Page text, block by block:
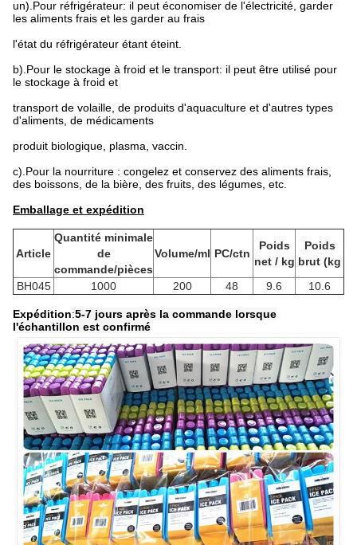
un).Pour réfrigérateur: il peut économiser de l'électricité, garder
les aliments frais et les garder au frais
l'état du réfrigérateur étant éteint.
b).Pour le stockage à froid et le transport: il peut être utilisé pour
le stockage à froid et
transport de volaille, de produits d'aquaculture et d'autres types
d'aliments, de médicaments
produit biologique, plasma, vaccin.
c).Pour la nourriture : congelez et conservez des aliments frais,
des boissons, de la bière, des fruits, des légumes, etc.
Emballage et expédition
Article
Quantité minimale
de
commande/pièces
Volume/ml PC/ctn
Poids
net / kg
Poids
brut (kg
BH045
1000 200 48 9.6 10.6
Expédition:5-7 jours après la commande lorsque
l'échantillon est confirmé